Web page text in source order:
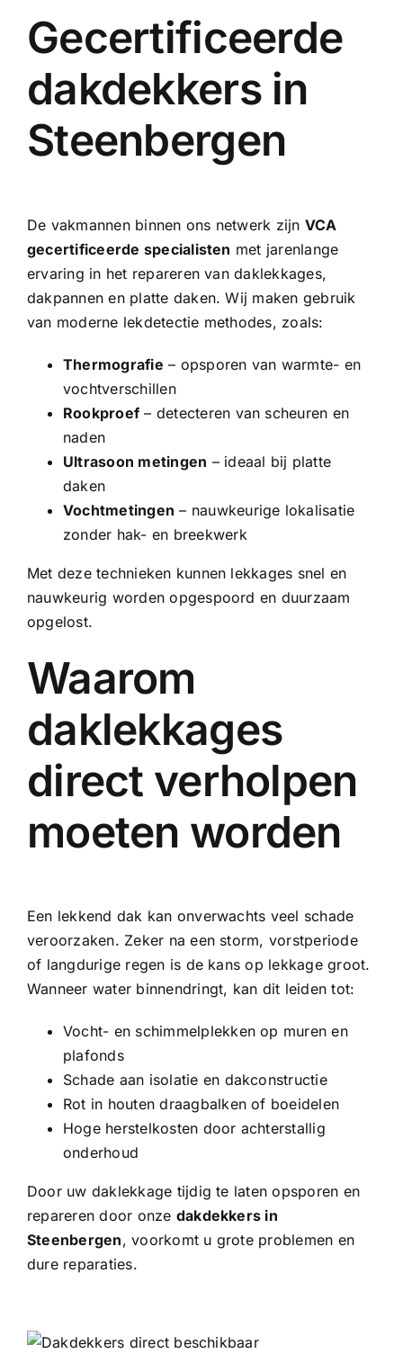
Gecertificeerde
dakdekkers in
Steenbergen
De vakmannen binnen ons netwerk zijn VCA
gecertificeerde specialisten met jarenlange
ervaring in het repareren van daklekkages,
dakpannen en platte daken. Wij maken gebruik
van moderne lekdetectie methodes, zoals:
Thermografie – opsporen van warmte- en
vochtverschillen
Rookproef– detecteren van scheuren en
naden
Ultrasoon metingen – ideaal bij platte
daken
Vochtmetingen – nauwkeurige lokalisatie
zonder hak- en breekwerk
Met deze technieken kunnen lekkages snel en
nauwkeurig worden opgespoord en duurzaam
opgelost.
Waarom
daklekkages
direct verholpen
moeten worden
Een lekkend dak kan onverwachts veel schade
veroorzaken. Zeker na een storm, vorstperiode
of langdurige regen is de kans op lekkage groot.
Wanneer water binnendringt, kan dit leiden tot:
Vocht- en schimmelplekken op muren en
plafonds
Schade aan isolatie en dakconstructie
Rot in houten draagbalken of boeidelen
Hoge herstelkosten door achterstallig
onderhoud
Door uw daklekkage tijdig te laten opsporen en
repareren door onze dakdekkers in
Steenbergen, voorkomt u grote problemen en
dure reparaties.